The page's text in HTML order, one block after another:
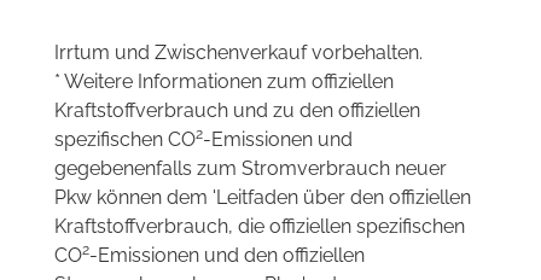
Irrtum und Zwischenverkauf vorbehalten.
* Weitere Informationen zum offiziellen
Kraftstoffverbrauch und zu den offiziellen
spezifischen CO2-Emissionen und
gegebenenfalls zum Stromverbrauch neuer
Pkw können dem 'Leitfaden über den offiziellen
Kraftstoffverbrauch, die offiziellen spezifischen
CO2-Emissionen und den offiziellen